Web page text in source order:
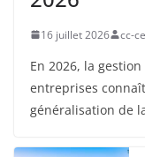
16 juillet 2026 cc-
En 2026, la
entreprises
généralisation de